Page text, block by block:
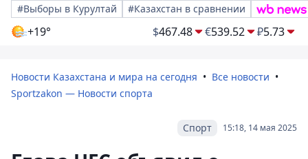
#Выборы в Курултай
#Казахстан в сравнении
+19° $467.48 €539.52 ₽5.73
Новости Казахстана и мира на сегодня
Все новости
Sportzakon — Новости спорта
15:18, 14 мая 2025
Спорт